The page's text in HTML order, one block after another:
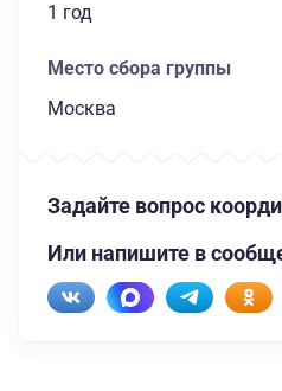
1 год
Место сбора группы
Москва
Задайте вопрос
Или напишите в